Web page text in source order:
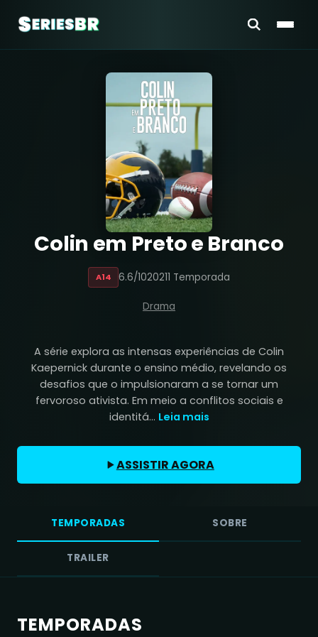
Colin em Preto e Branco
A14 6.6/1020211 Temporada
Drama
A série explora as intensas experiências de Colin
Kaepernick durante o ensino médio, revelando os
desafios que o impulsionaram a se tornar um
fervoroso ativista. Em meio a conflitos sociais e
identitá... Leia mais
ASSISTIR AGORA
TEMPORADAS SOBRE
TRAILER
TEMPORADAS